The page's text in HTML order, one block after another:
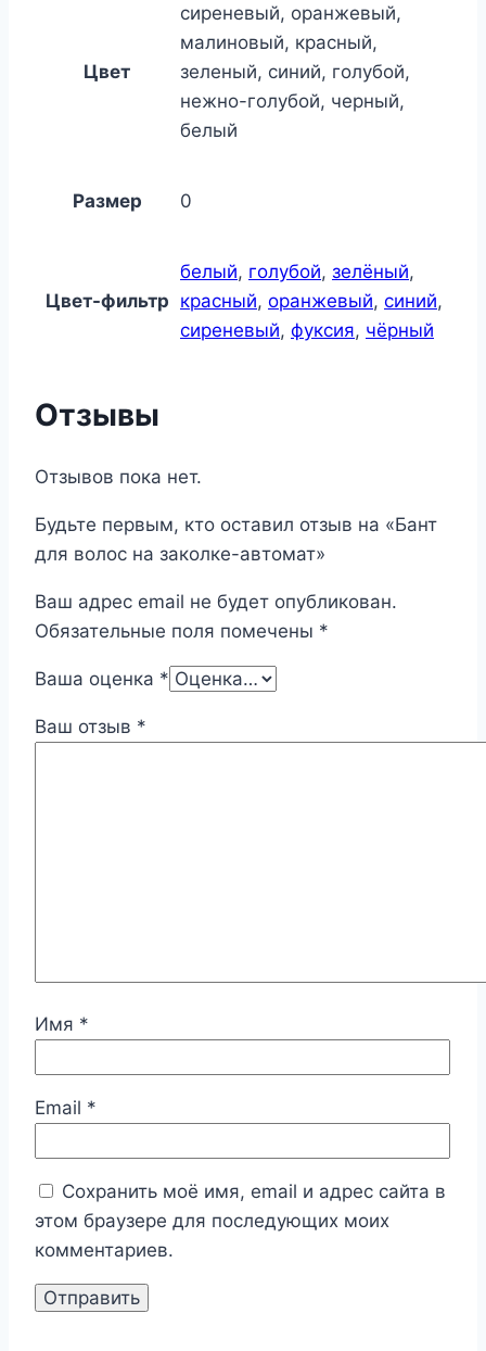
Цвет
сиреневый, оранжевый,
малиновый, красный,
зеленый, синий, голубой,
нежно-голубой, черный,
белый
Размер 0
Цвет-фильтр
белый, голубой, зелёный,
красный, оранжевый, синий,
сиреневый, фуксия, чёрный
Отзывы
Отзывов пока нет.
Будьте первым, кто оставил отзыв на «Бант
для волос на заколке-автомат»
Ваш адрес email не будет опубликован.
Обязательные поля помечены *
Ваша оценка *
Ваш отзыв *
Имя *
Email *
Сохранить моё имя, email и адрес сайта в
этом браузере для последующих моих
комментариев.